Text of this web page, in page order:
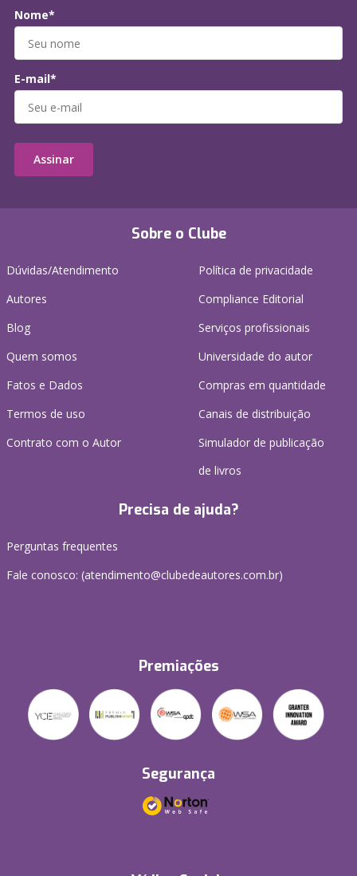
Sobre o Clube
Dúvidas/Atendimento
Autores
Blog
Quem somos
Fatos e Dados
Termos de uso
Contrato com o Autor
Política de privacidade
Compliance Editorial
Serviços profissionais
Universidade do autor
Compras em quantidade
Canais de distribuição
Simulador de publicação
de livros
Precisa de ajuda?
Perguntas frequentes
Fale conosco: (atendimento@clubedeautores.com.br)
Premiações
Segurança
Nome*
E-mail*
Assinar